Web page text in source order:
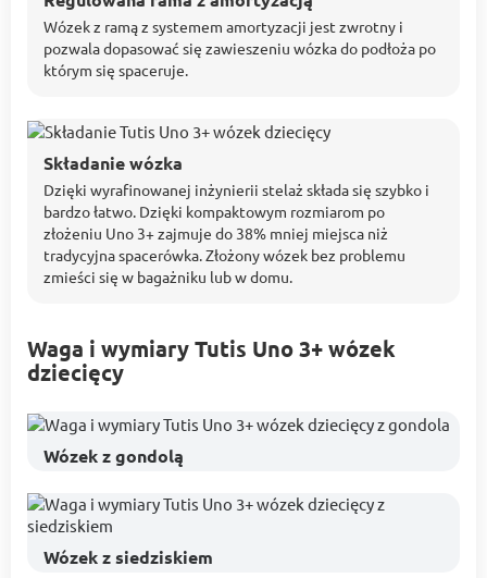
Wózek z ramą z systemem amortyzacji jest zwrotny i
pozwala dopasować się zawieszeniu wózka do podłoża po
którym się spaceruje.
Składanie wózka
Dzięki wyrafinowanej inżynierii stelaż składa się szybko i
bardzo łatwo. Dzięki kompaktowym rozmiarom po
złożeniu Uno 3+ zajmuje do 38% mniej miejsca niż
tradycyjna spacerówka. Złożony wózek bez problemu
zmieści się w bagażniku lub w domu.
Waga i wymiary Tutis Uno 3+ wózek
dziecięcy
Wózek z gondolą
Wózek z siedziskiem